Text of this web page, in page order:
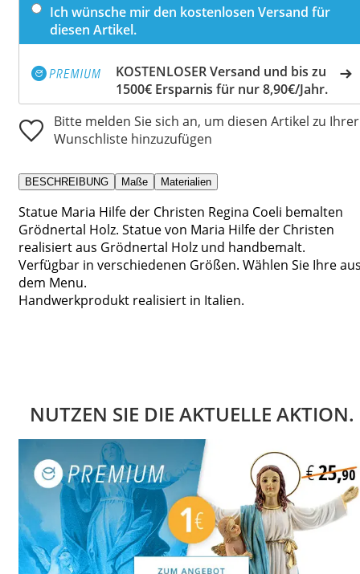
Ich wünsche mir den kostenlosen Versand für
diesen Artikel.
KOSTENLOSER Versand und bis zu
1500€ Ersparnis für nur 8,90€/Jahr.
Bitte melden Sie sich an, um diesen Artikel zu Ihrer
Wunschliste hinzuzufügen
BESCHREIBUNG Maße Materialien
Statue Maria Hilfe der Christen Regina Coeli bemalten
Grödnertal Holz. Statue von Maria Hilfe der Christen
realisiert aus Grödnertal Holz und handbemalt.
Verfügbar in verschiedenen Größen. Wählen Sie Ihre
dem Menu.
Handwerkprodukt realisiert in Italien.
NUTZEN SIE DIE AKTUELLE AKTION.